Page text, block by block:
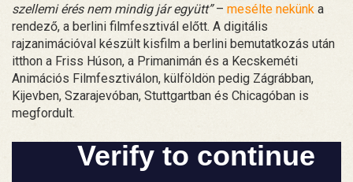
szellemi érés nem mindig jár együtt”– mesélte nekünk a
rendező, a berlini filmfesztivál előtt. A digitális
rajzanimációval készült kisfilm a berlini bemutatkozás után
itthon a Friss Húson, a Primanimán és a Kecskeméti
Animációs Filmfesztiválon, külföldön pedig Zágrábban,
Kijevben, Szarajevóban, Stuttgartban és Chicagóban is
megfordult.